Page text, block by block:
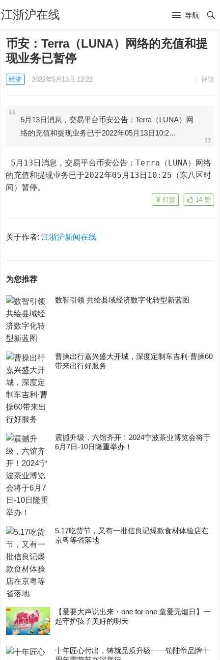
江浙沪在线 导航
币安：Terra（LUNA）网络的充值和提
现业务已暂停
经济 2022年5月13日 12:22 评论
5月13日消息，交易平台币安公告：Terra（LUNA）网
络的充值和提现业务已于2022年05月13日10:2…
的充值和提现业务已于2022年05月13日10:25（东八区时
间）暂停。
14 赞
打赏
关于作者:江浙沪新闻在线
为您推荐
数智引领 共绘县域经济数字化转型新蓝图
曹操出行嘉兴盛大开城，深度定制车吉利·曹操60
带来出行好服务
震撼升级，六馆齐开！2024宁波茶业博览会将于
6月7日-10日隆重举办！
5.17吃货节，又有一批信良记爆款食材体验店在
京粤等省落地
【爱要大声说出来・one for one 童爱无烟日】一
起守护孩子美好的明天
十年匠心付出，铸就品质升级——铂陆帝品牌十